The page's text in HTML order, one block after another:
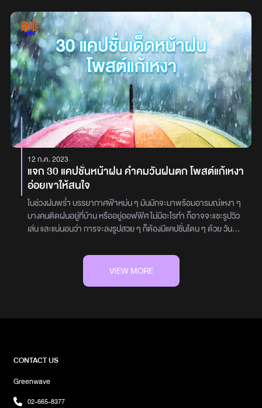
สูตรกันน้ำ เพื่อขนตางอนเด้งตลอดวัน เหมาะสำหรับผู้ที่มีปัญหาขนตา
ทิ่มลง มีส่วนผสมของเนื้อแว๊กซ์เคลือบขนตา ขนแปรงจะเป็นรูปหวี ช่วยให้
ขนตางอนทั้งวัน ใครที่ต้องการเน้นเรื่องความงอนยาว ขนตาเรียงตัวสวย
มาสคาร่าอันนี้เหมาะสุด ๆรูปภาพจากเว็บไซต์ของแบรนด์Fasio
Powerful Curl Mascara EX Mega Volumeมาสคาร่าสูตรที่ช่วยให้
ขนตาหนาและงอนสวย หัวแปรงโค้งงอนตามแนวขนตา ช่วยงัดขนตาได้
ดี พร้อมประสิทธิภาพกันน้ำ กันเหงื่อ ติดทนนานถึง 10 ชั่วโมง ไม่เลอะ
ไม่แพนด้า เป็นมาสคาร่าญี่ปุ่นอีกหนึ่งอันที่เหล่าบล็อกเกอร์ชื่นชอบ
รูปภาพจากเว็บไซต์ของแบรนด์Majolica Majolica Lash King
Mascaraอีกหนึ่งมาสคาร่าในตำนานจากญี่ปุ่น ช่วยให้ขนตาหนาและ
ยาว หัวแปรงออกแบบมาพิเศษ เป็นทรงกลมไล่ระดับ ช่วยเพิ่มวอลลุ่มให้
กับขนตา พร้อมมีสารบำรุง วิตามินอี และแมคคาดาเมียนัทออยล์ ช่วยให้
ขนตาแข็งแรงทุกครั้งที่ปัด กันน้ำ กันเหงื่อ ติดทนนานตลอดทั้งวัน
รูปภาพจากเว็บไซต์ของแบรนด์· Lilybyred AM9 To PM9 Survival
Colorcaraมาสคาร่าสูตรพิเศษ กันน้ำ กันเหงื่อ ติดทนยาวนานตั้งแต่
เช้าจดค่ำ ไม่ไหลเยิ้ม และไม่ร่วงเป็นผงใต้ตา หัวแปรงแบบ Air Ball
System กระจายเนื้อมาสคาร่าได้ดี ไม่จับตัวเป็นก้อน ช่วยให้ขนตางอน
ไหนก็มีหมด เลือกได้ตามที่ชอบเลย
ใกล้เข้าเทศกาลแห่งความรักอีก สาวๆยิ่งต้องดูแลความสวยทั้งแต่หัว
จรดเล็บ ในราคาที่สบายกระเป๋า จะมีร้านทำเล็บร้านไหนถูกใจสาวๆหรือ
มีไอเดียเพ้นท์เล็บโดนใจกันแค่ไหนไปดูกันเลย1.Bonnie.studioพิกัด : มี
3 สาขา / สาขาสยามสแควร์ ซอย6 (อยุ่ในร้านCintage Official) /
สาขาปิ่นเกล้า(ปากซอยบรมราชชนนี2/1) / สาขาอิสรภาพ18(ใกล้วง
เวียนใหญ่และใกล้MRTอิสรภาพ)สอบถามข้อมูลเพิ่มเติม• IG :
Bonnie.studio• FB : Bonnie.studio• โทร 064-
19696532.Jomo.nailsพิกัด : ซอยสายไหม 56 (มีที่จอดรถ)เวลา :
7:00-23:30 น. (เปิดบริการทุกวัน)สอบถามข้อมูลเพิ่มเติม• IG :
Jomo.nails• FB : Jomo.nails•โทร 090-39105763.Baanlebพิกัด
: สาขาสยามสแควร์ ซอย8-9เวลา : 11:30-21:00 น.(ปิดบริการวัน
พุธ)สอบถามข้อมูลเพิ่มเติ่ม• IG : Baanleb• FB : Baanleb Siam
Square• โทร 061-42914264.Nailtystudioพิกัด : ใกล้MRT สาม
ย่าน (เดิน 100 ม.)เวลา : 10:30-20:30 (เปิดบริการทุกวัน)สอบถาม
ข้อมูลเพิ่มเติม• IG : Nailtystudio• FB : Nailtystudio• โทร 095-
96246645.Kaminarinails.studioพิกัด: มี 2 สาขา: BTS อารีย์ (ซ.1
ตึกสหกรณ์พระนคร 2) / BTS ชิดลม (อาคารมณียาเซ็นเตอร์)เวลา:
เปิดทุกวัน 10.00 – 20.00 น. (จองเท่านั้น ไม่รับ Walk-in)สอบถาม
.studio6.Nail_house.bkkพิกัด : ทองหล่อ17เวลา : 08:30-22:30
น. (เปิดบริการทุกวัน)สอบถามข้อมูลเพิ่มเติม• IG : Nail_house.bkk•
FB : NAIL House Bangkok• โทร 097-
เพิ่มเติม• IG : Hk.nail_art8.willow.nailsพิกัด : Condominium
12 ก.ค. 2023
แจก 30 แคปชั่นหน้าฝน คำคมวันฝนตก โพสต์แก้เหงา
อ่อยเขาให้สนใจ
ในช่วงฝนพร่ำ บรรยากาศฟ้าหม่น ๆ มันมักจะมาพร้อมอารมณ์เหงา ๆ
บางคนติดฝนอยู่ที่บ้าน หรืออยู่ออฟฟิศ ไม่มีอะไรทำ ก็อาจจะแชะรูปวิว
เล่น และแน่นอนว่า การจะลงรูปสวย ๆ ก็ต้องมีแคปชั่นโดน ๆ ด้วย วันนี้
หาคนมาคุยด้วยให้หายเหงากันฝนตกให้เก็บผ้า อยากรวยวันหน้าให้เก็บ
ตังค์โดนฝนแค่เป็นไข้ แต่ถ้าเธอทิ้งไป ตายได้เลยพายุกำลังจะเข้าไทย แล้ว
เมื่อไหร่เราจะได้เข้าไปในใจเธอไม่มีร่มให้กาง แต่มีร่างให้กอดบ้านเราทำเล
หยุดตก แต่สร้างมาให้เราเดินฝ่าสายฝนไปได้เกลียดหน้าฝน เพราะสน
คิดถึงก็บอก ไม่ต้องแกล้งถามหรอกว่าที่บ้านฝนตกมั้ยฝนตกยิ่งทำให้
เปลี่ยนแปลงบ่อย มาดูแลหน่อย อย่าให้อ่อยนานฝนตกคงโรแมนติก
สำหรับคนมีคู่ แต่มันน่าหดหู่สำหรับคนไม่มีใครจะหน้าร้อนหรือหน้าฝน
VIEW MORE
CONTACT US
Greenwave
02-665-8377